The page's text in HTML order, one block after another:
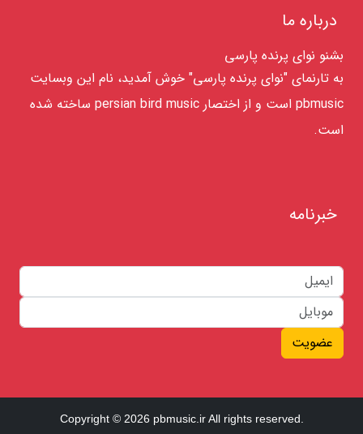
درباره ما
بشنو نوای پرنده پارسی
به تارنمای "نوای پرنده پارسی" خوش آمدید، نام این وبسایت
pbmusic است و از اختصار persian bird music ساخته شده
است.
خبرنامه
عضویت
Copyright © 2026 pbmusic.ir All rights reserved.